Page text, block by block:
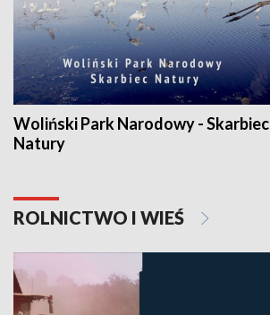
Woliński Park Narodowy - Skarbiec
Natury
ROLNICTWO I WIEŚ